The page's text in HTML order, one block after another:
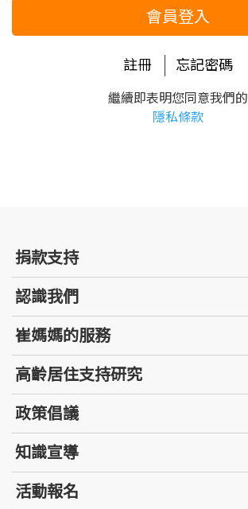
會員登入
註冊 忘記密碼
繼續即表明您同意我們的
隱私條款
捐款支持
認識我們
崔媽媽的服務
高齡居住支持研究
政策倡議
知識宣導
活動報名